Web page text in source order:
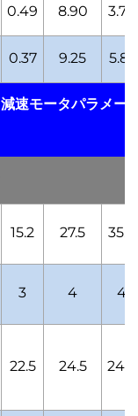
0.49 8.90 3.73
0.37 9.25 5.81
減速モータパラメー
15.2 27.5 35.6
3 4 4
22.5 24.5 24.5